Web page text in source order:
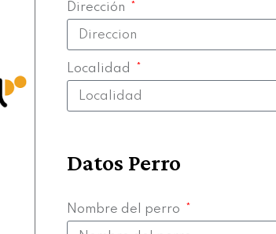
Dirección
Localidad
Datos Perro
Nombre del perro